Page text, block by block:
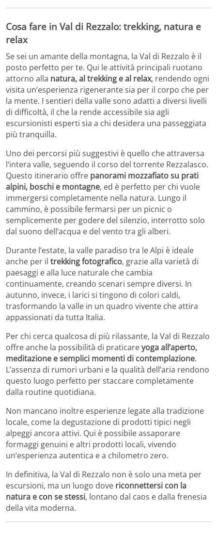
Cosa fare in Val di Rezzalo: trekking, natura e
relax
Se sei un amante della montagna, la Val di Rezzalo è il
posto perfetto per te. Qui le attività principali ruotano
attorno alla natura, al trekking e al relax, rendendo ogni
visita un’esperienza rigenerante sia per il corpo che per
la mente. I sentieri della valle sono adatti a diversi livelli
di difficoltà, il che la rende accessibile sia agli
escursionisti esperti sia a chi desidera una passeggiata
più tranquilla.
Uno dei percorsi più suggestivi è quello che attraversa
l’intera valle, seguendo il corso del torrente Rezzalasco.
Questo itinerario offre panorami mozzafiato su prati
alpini, boschi e montagne, ed è perfetto per chi vuole
immergersi completamente nella natura. Lungo il
cammino, è possibile fermarsi per un picnic o
semplicemente per godere del silenzio, interrotto solo
dal suono dell’acqua e del vento tra gli alberi.
Durante l’estate, la valle paradiso tra le Alpi è ideale
anche per il trekking fotografico, grazie alla varietà di
paesaggi e alla luce naturale che cambia
continuamente, creando scenari sempre diversi. In
autunno, invece, i larici si tingono di colori caldi,
trasformando la valle in un quadro vivente che attira
appassionati da tutta Italia.
Per chi cerca qualcosa di più rilassante, la Val di Rezzalo
offre anche la possibilità di praticareyoga all’aperto,
meditazione e semplici momenti di contemplazione.
L’assenza di rumori urbani e la qualità dell’aria rendono
questo luogo perfetto per staccare completamente
dalla routine quotidiana.
Non mancano inoltre esperienze legate alla tradizione
locale, come la degustazione di prodotti tipici negli
alpeggi ancora attivi. Qui è possibile assaporare
formaggi genuini e altri prodotti locali, vivendo
un’esperienza autentica e a chilometro zero.
In definitiva, la Val di Rezzalo non è solo una meta per
escursioni, ma un luogo dove riconnettersi con la
natura e con se stessi, lontano dal caos e dalla frenesia
della vita moderna.